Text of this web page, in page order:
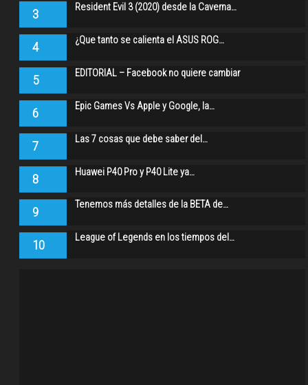
3 Resident Evil 3 (2020) desde la Caverna…
4 ¿Que tanto se calienta el ASUS ROG…
5 EDITORIAL – Facebook no quiere cambiar
6 Epic Games Vs Apple y Google, la…
7 Las 7 cosas que debe saber del…
8 Huawei P40 Pro y P40 Lite ya…
9 Tenemos más detalles de la BETA de…
10 League of Legends en los tiempos del…